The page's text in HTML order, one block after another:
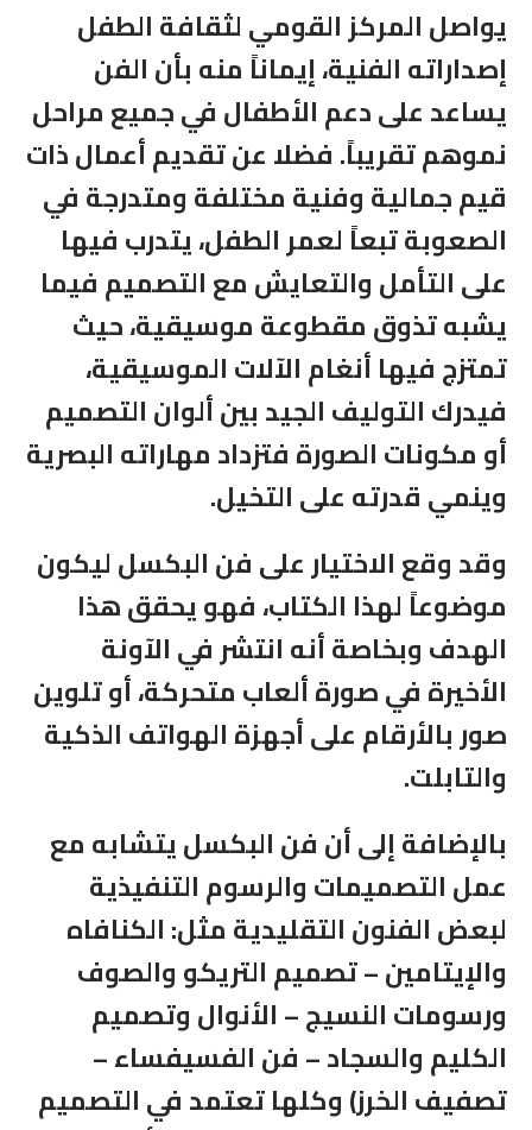
يواصل المركز القومي لثقافة الطفل
إصداراته الفنية، إيماناً منه بأن الفن
يساعد على دعم الأطفال في جميع مراحل
نموهم تقريباً. فضلا عن تقديم أعمال ذات
قيم جمالية وفنية مختلفة ومتدرجة في
الصعوبة تبعاً لعمر الطفل، يتدرب فيها
على التأمل والتعايش مع التصميم فيما
يشبه تذوق مقطوعة موسيقية، حيث
تمتزج فيها أنغام الآلات الموسيقية،
فيدرك التوليف الجيد بين ألوان التصميم
أو مكونات الصورة فتزداد مهاراته البصرية
وينمي قدرته على التخيل.
وقد وقع الاختيار على فن البكسل ليكون
موضوعاً لهذا الكتاب، فهو يحقق هذا
الهدف وبخاصة أنه انتشر في الآونة
الأخيرة في صورة ألعاب متحركة، أو تلوين
صور بالأرقام على أجهزة الهواتف الذكية
والتابلت.
بالإضافة إلى أن فن البكسل يتشابه مع
عمل التصميمات والرسوم التنفيذية
لبعض الفنون التقليدية مثل: الكنافاه
والإيتامين–تصميم التريكو والصوف
ورسومات النسيج – الأنوال وتصميم
الكليم والسجاد – فن الفسيفساء –
تصفيف الخرز) وكلها تعتمد في التصميم